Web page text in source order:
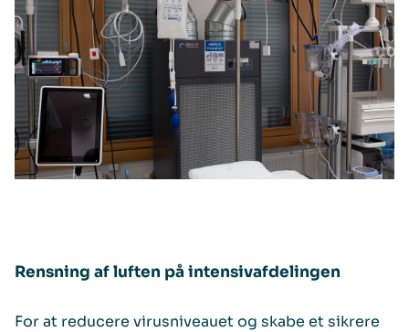
Rensning af luften på intensivafdelingen
For at reducere virusniveauet og skabe et sikrere